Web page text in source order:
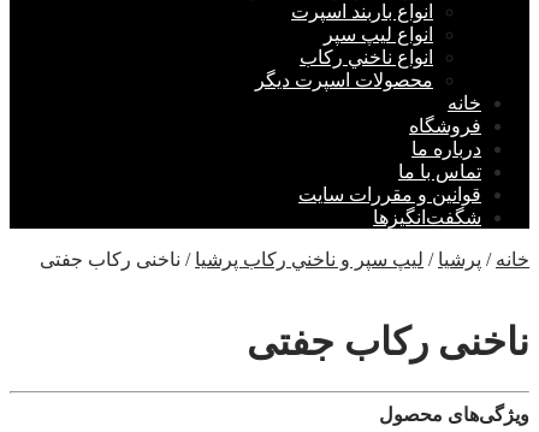
انواع باربند اسپرت
انواع ليپ سپر
انواع ناخني ركاب
محصولات اسپرت ديگر
خانه
فروشگاه
درباره ما
تماس با ما
قوانین و مقررات سایت
شگفت‌انگیزها
خانه / پرشيا / ليپ سپر و ناخني ركاب پرشیا / ناخنی رکاب جفتی
ناخنی رکاب جفتی
ویژگی‌های محصول